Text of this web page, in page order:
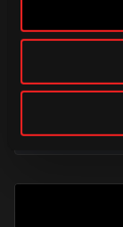
Alle
Haie-